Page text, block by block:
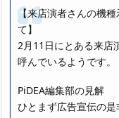
【来店演者さんの機
て】
2月11日にとある来店
呼んでいるようです。
PiDEA編集部の見解
ひとまず広告宣伝の